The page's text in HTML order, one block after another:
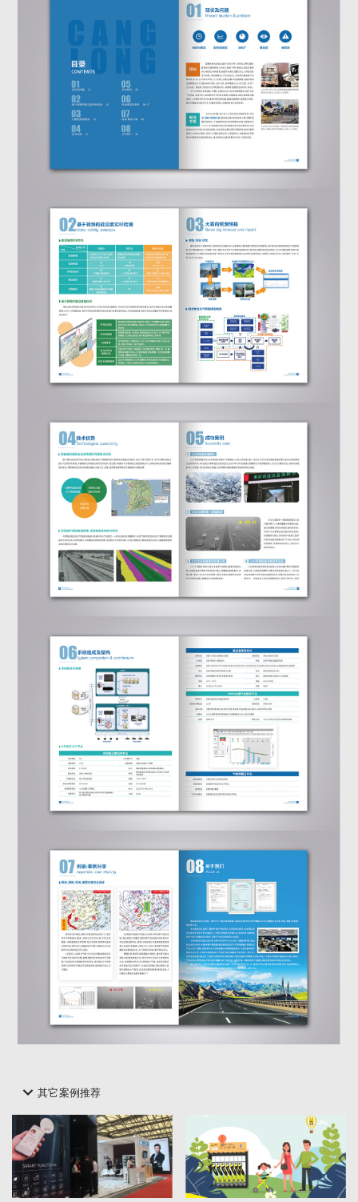
其它案例推荐